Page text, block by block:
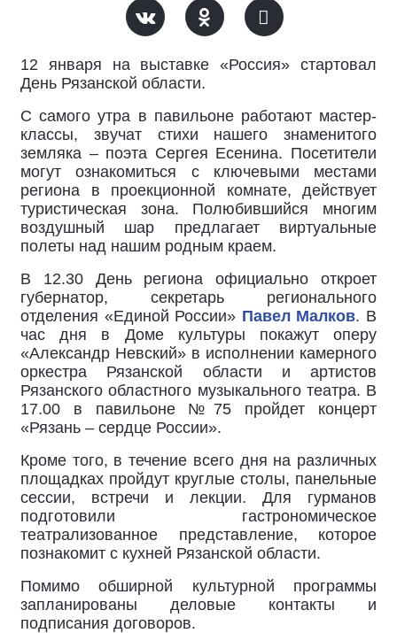
12 января на выставке «Россия» стартовал
День Рязанской области.
С самого утра в павильоне работают мастер-
классы, звучат стихи нашего знаменитого
земляка – поэта Сергея Есенина. Посетители
могут ознакомиться с ключевыми местами
региона в проекционной комнате, действует
туристическая зона. Полюбившийся многим
воздушный шар предлагает виртуальные
полеты над нашим родным краем.
В 12.30 День региона официально откроет
губернатор, секретарь регионального
отделения «Единой России» Павел Малков. В
час дня в Доме культуры покажут оперу
«Александр Невский» в исполнении камерного
оркестра Рязанской области и артистов
Рязанского областного музыкального театра. В
17.00 в павильоне №75 пройдет концерт
«Рязань – сердце России».
Кроме того, в течение всего дня на различных
площадках пройдут круглые столы, панельные
сессии, встречи и лекции. Для гурманов
подготовили гастрономическое
театрализованное представление, которое
познакомит с кухней Рязанской области.
Помимо обширной культурной программы
запланированы деловые контакты и
подписания договоров.